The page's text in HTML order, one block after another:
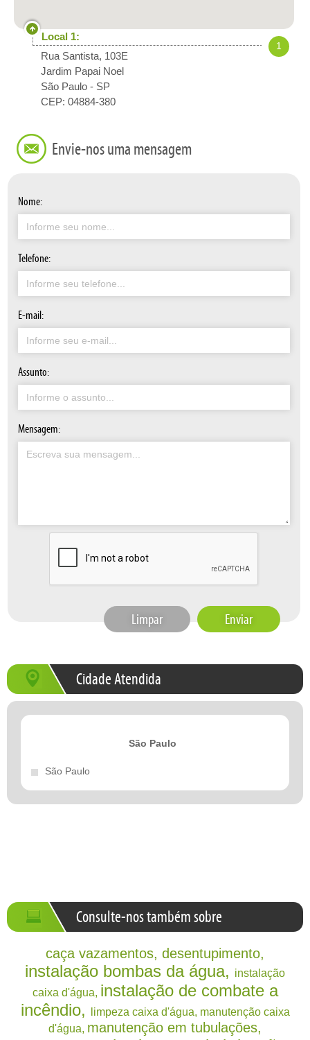
Local 1:
Rua Santista, 103E
Jardim Papai Noel
São Paulo - SP
CEP: 04884-380
1
Envie-nos uma mensagem
Nome:
Telefone:
E-mail:
Assunto:
Mensagem:
Limpar Enviar
Segunda a sexta-feira das 07:00 às
Cidade Atendida
São Paulo
São Paulo
de irrigação
Caça vazamentos, Desentupimento, manutenção em
tubulações
Instalamos fossa séptica, caixas de gordura
Fazemos todo tipo de Instalação Hidráulica
(Residencial, comercial e Industrial)
Consulte-nos também sobre
caça vazamentos desentupimento
instalação bombas da água
instalação
caixa d'água instalação de combate a
incêndio
limpeza caixa d'água manutenção caixa
d'água manutenção em tubulações